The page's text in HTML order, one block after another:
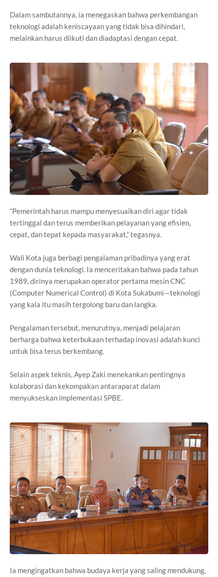
Dalam sambutannya, ia menegaskan bahwa perkembangan
teknologi adalah keniscayaan yang tidak bisa dihindari,
melainkan harus diikuti dan diadaptasi dengan cepat.
“Pemerintah harus mampu menyesuaikan diri agar tidak
tertinggal dan terus memberikan pelayanan yang efisien,
cepat, dan tepat kepada masyarakat,” tegasnya.
Wali Kota juga berbagi pengalaman pribadinya yang erat
dengan dunia teknologi. Ia menceritakan bahwa pada tahun
1989, dirinya merupakan operator pertama mesin CNC
(Computer Numerical Control) di Kota Sukabumi—teknologi
yang kala itu masih tergolong baru dan langka.
Pengalaman tersebut, menurutnya, menjadi pelajaran
berharga bahwa keterbukaan terhadap inovasi adalah kunci
untuk bisa terus berkembang.
Selain aspek teknis, Ayep Zaki menekankan pentingnya
kolaborasi dan kekompakan antaraparat dalam
menyukseskan implementasi SPBE.
Ia mengingatkan bahwa budaya kerja yang saling mendukung,